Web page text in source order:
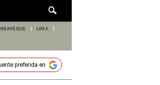
de
LIMA
preferida en